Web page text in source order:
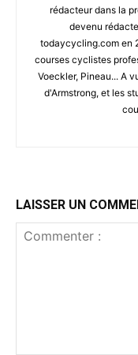
rédacteur dans la
devenu
todaycycling.com en
courses cyclistes
Voeckler, Pineau... A
d'Armstrong, et les
LAISSER UN